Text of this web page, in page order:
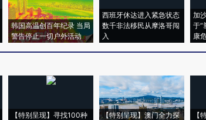
韩国高温创百年纪录 当局
警告停止一切户外活动
西班牙休达进入紧急状态
数千非法移民从摩洛哥闯
入
加
于“
康
【特别呈现】寻找100种
【特别呈现】澳门全力探
【